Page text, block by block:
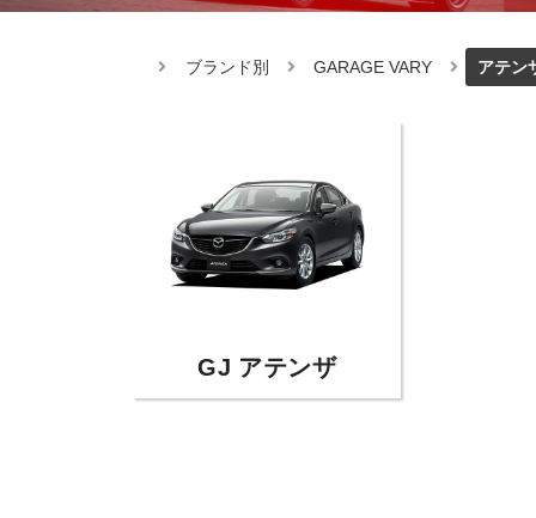
ブランド別 GARAGE VARY アテン
GJ アテンザ